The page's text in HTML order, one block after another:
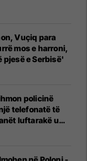
Vuçiq para
mos e harroni,
pjesë e Serbisë'
policinë
telefonatë të
luftarakë u
të